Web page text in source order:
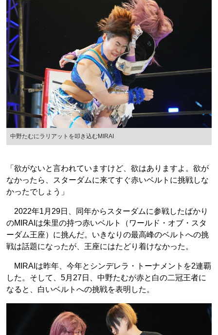
中野たむにラリアットを叩き込むMIRAI
「欲がないと言われていますけど、欲はありますよ。欲が
なかったら、スターダムに来てすぐ赤いベルトに挑戦しな
かったでしょう」
2022年1月29日、同年からスターダムに参戦したばかり
のMIRAIは朱里の持つ赤いベルト（ワールド・オブ・スタ
ーダム王座）に挑んだ。いきなりの最高峰のベルトへの挑
戦は話題になったが、王座にはたどり着けなかった。
MIRAIは昨年、今年とシンデレラ・トーナメントを2連覇
した。そして、5月27日、中野たむが赤と白の二冠王者に
なると、白いベルトへの挑戦を表明した。